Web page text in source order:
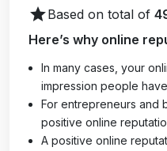
starBased on total of
Here’s why online
In many cases, your
impression people
For entrepreneurs and
positive online
A positive online